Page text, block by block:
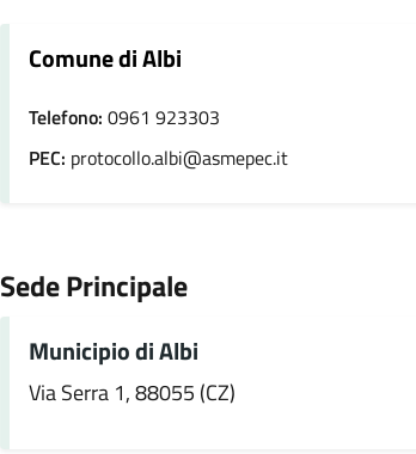
Comune di Albi
Telefono: 0961 923303
PEC: protocollo.albi@asmepec.it
Sede Principale
Municipio di Albi
Via Serra 1, 88055 (CZ)